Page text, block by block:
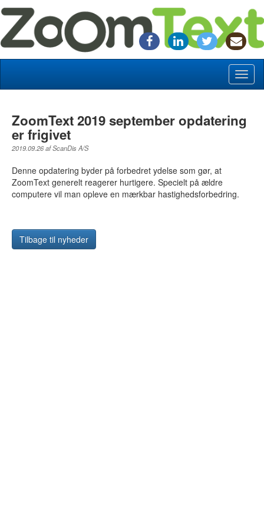
ZoomText 2019 september opdatering
er frigivet
2019.09.26 af ScanDis A/S
Denne opdatering byder på forbedret ydelse som gør, at
ZoomText generelt reagerer hurtigere. Specielt på ældre
computere vil man opleve en mærkbar hastighedsforbedring.
Tilbage til nyheder